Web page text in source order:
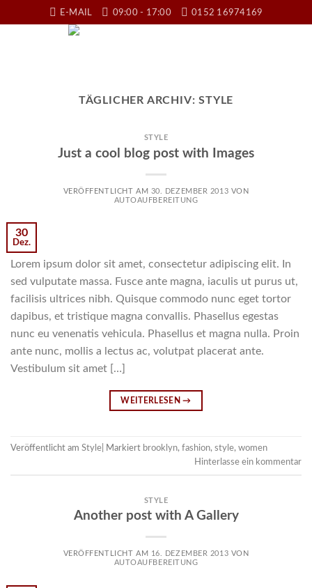
to
E-MAIL 09:00 - 17:00 0152 16974169
TÄGLICHER ARCHIV:STYLE
STYLE
Just a cool blog post with Images
VERÖFFENTLICHT AM 30. DEZEMBER 2013 VON
AUTOAUFBEREITUNG
30
Dez.
Lorem ipsum dolor sit amet, consectetur adipiscing elit. In
sed vulputate massa. Fusce ante magna, iaculis ut purus ut,
facilisis ultrices nibh. Quisque commodo nunc eget tortor
dapibus, et tristique magna convallis. Phasellus egestas
nunc eu venenatis vehicula. Phasellus et magna nulla. Proin
ante nunc, mollis a lectus ac, volutpat placerat ante.
Vestibulum sit amet […]
WEITERLESEN→
Veröffentlicht am Style Markiert brooklyn, fashion, style, women
Hinterlasse ein kommentar
STYLE
Another post with A Gallery
VERÖFFENTLICHT AM 16. DEZEMBER 2013 VON
AUTOAUFBEREITUNG